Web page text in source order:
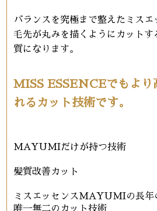
バランスを究極まで整えたミスエ
毛先が丸みを描くようにカット
質になります。
MISS ESSENCEでもより
れるカット技術です。
MAYUMIだけが持つ技術
髪質改善カット
ミスエッセンスMAYUMIの長
唯一無二のカット技術